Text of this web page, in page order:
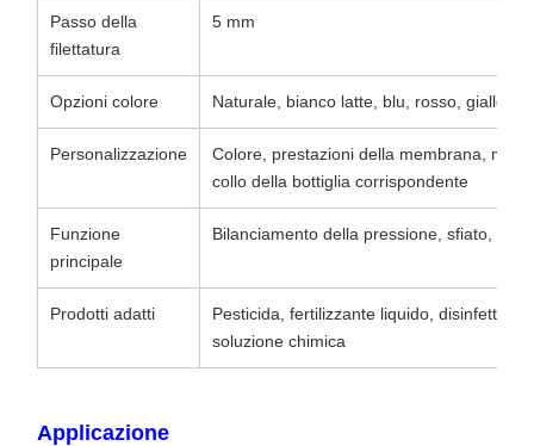
Passo della
filettatura
5 mm
Opzioni colore Naturale, bianco latte, blu, rosso, giallo,
Personalizzazione
Colore, prestazioni della membrana,
collo della bottiglia corrispondente
Funzione
principale
Bilanciamento della pressione, sfiato,
Prodotti adatti
Pesticida, fertilizzante liquido,
soluzione chimica
Applicazione